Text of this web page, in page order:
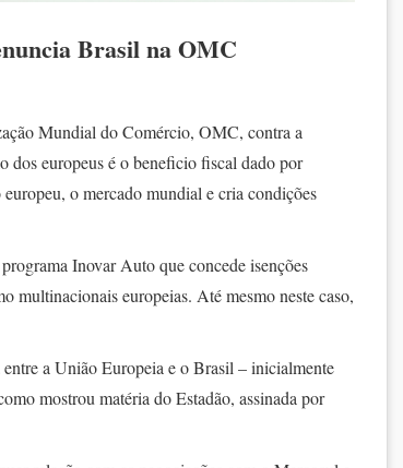
Brasil na OMC
Mundial do Comércio, OMC, contra a
europeus é o beneficio fiscal dado por
o mercado mundial e cria condições
Inovar Auto que concede isenções
multinacionais europeias. Até mesmo neste caso,
a União Europeia e o Brasil – inicialmente
mostrou matéria do Estadão, assinada por